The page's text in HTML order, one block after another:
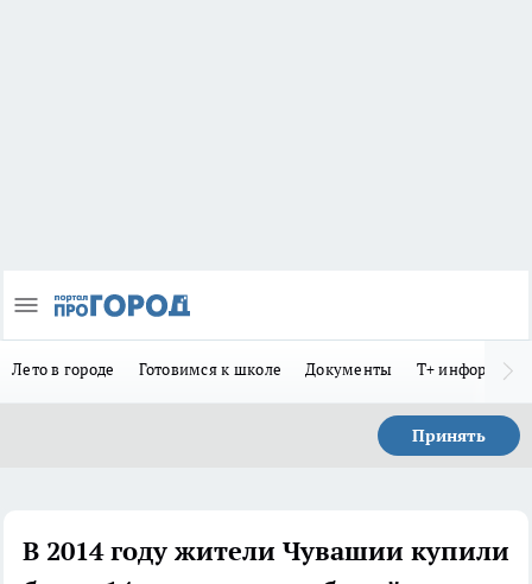
Лето в городе Готовимся к школе Документы Т+
Принять
В 2014 году жители Чувашии купили